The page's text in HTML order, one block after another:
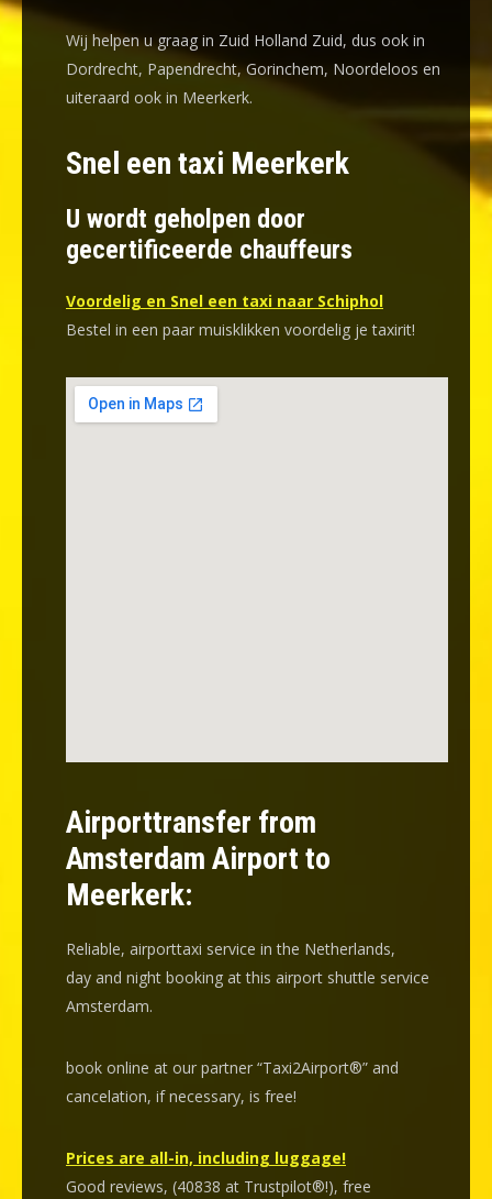
Wij helpen u graag in Zuid Holland Zuid, dus ook in
Dordrecht, Papendrecht, Gorinchem, Noordeloos en
uiteraard ook in Meerkerk.
Snel een taxi Meerkerk
U wordt geholpen door
gecertificeerde chauffeurs
Voordelig en Snel een taxi naar Schiphol
Bestel in een paar muisklikken voordelig je taxirit!
Airporttransfer from
Amsterdam Airport to
Meerkerk:
Reliable, airporttaxi service in the Netherlands,
day and night booking at this airport shuttle service
Amsterdam.
book online at our partner “Taxi2Airport®” and
cancelation, if necessary, is free!
Prices are all-in, including luggage!
Good reviews, (40838 at Trustpilot®!), free